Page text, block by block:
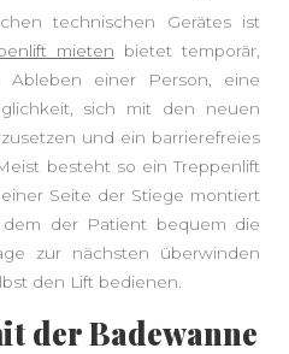
technischen Gerätes ist
mieten bietet temporär,
einer Person, eine
sich mit den neuen
und ein barrierefreies
besteht so ein Treppenlift
Seite der Stiege montiert
der Patient bequem die
zur nächsten überwinden
den Lift bedienen.
der Badewanne